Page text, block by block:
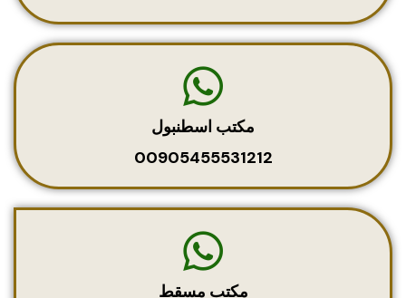
مكتب اسطنبول
00905455531212
مكتب مسقط